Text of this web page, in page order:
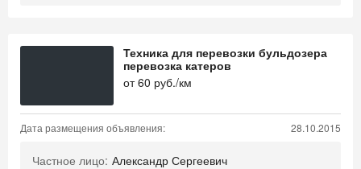
Техника для перевозки бульдозера
перевозка катеров
от60 руб./км
Дата размещения объявления: 28.10.2015
Частное лицо: Александр Сергеевич